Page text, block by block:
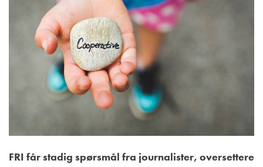
FRI får stadig spørsmål fra journalister, oversettere